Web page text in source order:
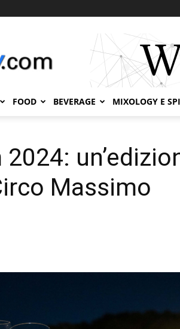
FOOD BEVERAGE MIXOLOGY E
Massimo